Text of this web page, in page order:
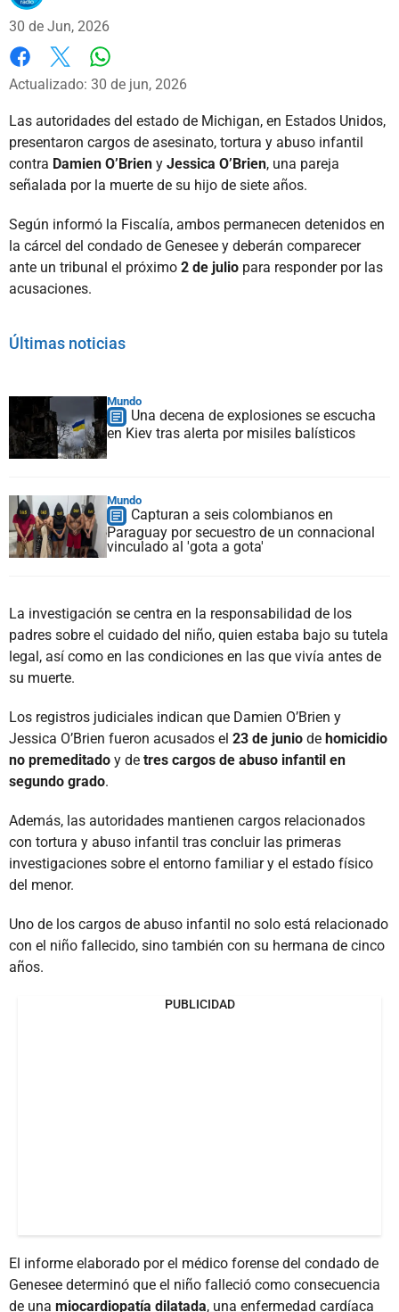
30 de Jun, 2026
Facebook
X
Actualizado: 30 de jun, 2026
Las autoridades del estado de Michigan, en Estados Unidos,
presentaron cargos de asesinato, tortura y abuso infantil
contra Damien O’Brien y Jessica O’Brien, una pareja
señalada por la muerte de su hijo de siete años.
Según informó la Fiscalía, ambos permanecen detenidos en
la cárcel del condado de Genesee y deberán comparecer
ante un tribunal el próximo 2 de julio para responder por las
acusaciones.
Últimas noticias
Mundo
Una decena de explosiones se escucha
en Kiev tras alerta por misiles balísticos
Mundo
Capturan a seis colombianos en
Paraguay por secuestro de un connacional
vinculado al 'gota a gota'
La investigación se centra en la responsabilidad de los
padres sobre el cuidado del niño, quien estaba bajo su tutela
legal, así como en las condiciones en las que vivía antes de
su muerte.
Los registros judiciales indican que Damien O’Brien y
Jessica O’Brien fueron acusados el 23 de junio de homicidio
no premeditado y de tres cargos de abuso infantil en
segundo grado.
Además, las autoridades mantienen cargos relacionados
con tortura y abuso infantil tras concluir las primeras
investigaciones sobre el entorno familiar y el estado físico
del menor.
Uno de los cargos de abuso infantil no solo está relacionado
con el niño fallecido, sino también con su hermana de cinco
años.
PUBLICIDAD
El informe elaborado por el médico forense del condado de
Genesee determinó que el niño falleció como consecuencia
de una miocardiopatía dilatada, una enfermedad cardíaca